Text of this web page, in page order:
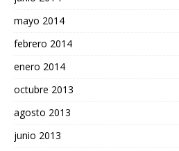
mayo 2014
febrero 2014
enero 2014
octubre 2013
agosto 2013
junio 2013